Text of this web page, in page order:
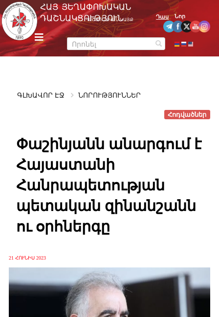
Skip
to
content
m
e
n
u
ՀԱՅ ՅԵՂԱՓՈԽԱԿԱՆ
ԴԱՇՆԱԿՑՈՒԹՅՈՒՆ
ՊԱՇՏՈՆԱԿԱՆ ԿԱՅՔ
Դաս Նոր
ԳԼԽԱՎՈՐ ԷՋ ՆՈՐՈՒԹՅՈՒՆՆԵՐ
Հոդվածներ
Փաշինյանն անարգում է
Հայաստանի
Հանրապետության
պետական զինանշանն
ու օրհներգը
21 ՀՈՒՆԻՍ 2023